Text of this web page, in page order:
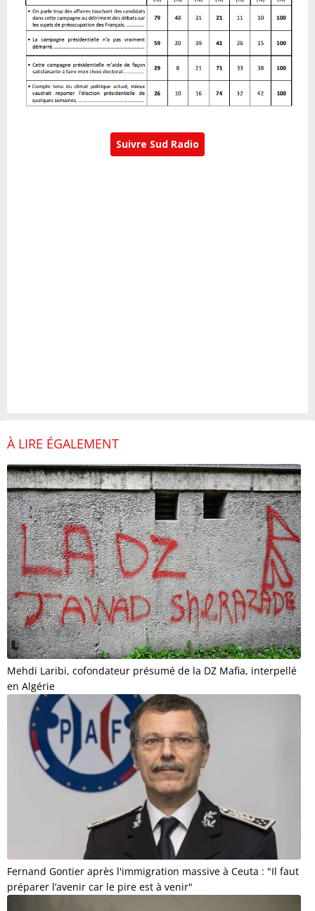
Suivre Sud Radio
À LIRE ÉGALEMENT
Mehdi Laribi, cofondateur présumé de la DZ Mafia, interpellé
en Algérie
Fernand Gontier après l'immigration massive à Ceuta : "Il faut
préparer l’avenir car le pire est à venir"